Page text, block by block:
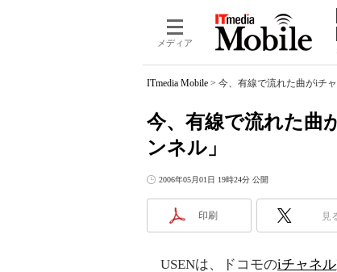
メディア
ITmedia Mobile > 今、有線で流れた曲がiチ
今、有線で流れた曲
ンネル」
2006年05月01日 19時24分 公開
印刷 見
USENは、ドコモのiチャネル